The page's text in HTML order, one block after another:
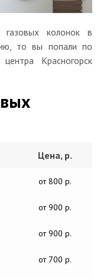
колонок в
то вы попали по
Красногорск
Цена, р.
от 800 р.
от 900 р.
от 900 р.
от 700 р.